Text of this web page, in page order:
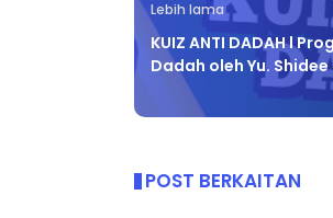
Lebih lama
KUIZ ANTI DADAH l
Dadah oleh Yu. Shidee
POST BERKAITAN